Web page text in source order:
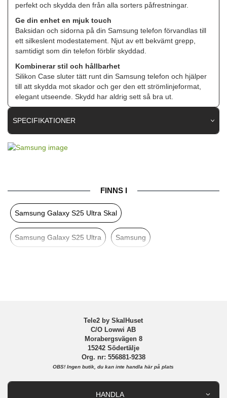
perfekt och skydda den från alla sorters påfrestningar.
Ge din enhet en mjuk touch
Baksidan och sidorna på din Samsung telefon förvandlas till
ett silkeslent modestatement. Njut av ett bekvämt grepp,
samtidigt som din telefon förblir skyddad.
Kombinerar stil och hållbarhet
Silikon Case sluter tätt runt din Samsung telefon och hjälper
till att skydda mot skador och ger den ett strömlinjeformat,
elegant utseende. Skydd har aldrig sett så bra ut.
SPECIFIKATIONER
Färg
FINNS I
Samsung Galaxy S25 Ultra Skal
Samsung Galaxy S25 Ultra Samsung
Tele2 by SkalHuset
C/O Lowwi AB
Morabergsvägen 8
15242 Södertälje
Org. nr: 556881-9238
OBS! Ingen butik, du kan inte handla här på plats
HANDLA